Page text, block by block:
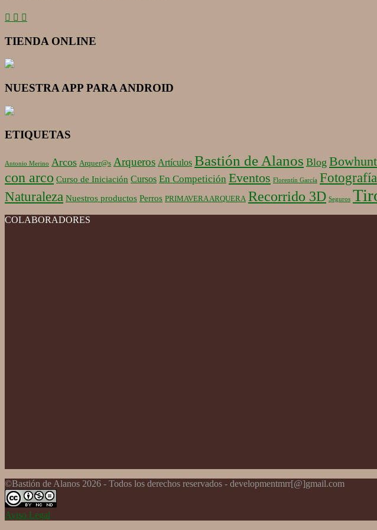
TIENDA ONLINE
NUESTRA APP PARA ANDROID
ETIQUETAS
Antonio Merino Arcos Arquer@s Arqueros Artículos Bastión de Alanos Blog
con arco Curso de Iniciación Cursos En Competición Eventos Florentín García Fotografía
Naturaleza Nuestros productos Perros PRIMAVERA ARQUERA Recorrido 3D Seguros
COLABORADORES
©Bastión de Alanos 2026 - Todos los derechos reservados - developmentmrr[@]gmail.com
Aviso Legal